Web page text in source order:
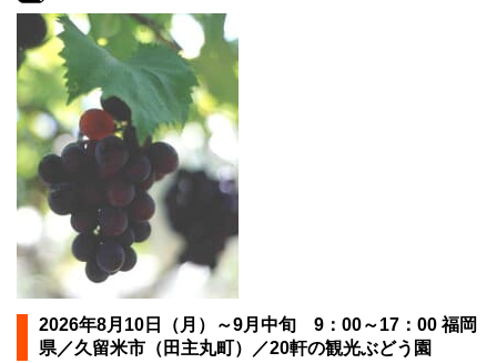
2026年8月10日（月）～9月中旬 9：00～17：00 福岡
県／久留米市（田主丸町）／20軒の観光ぶどう園